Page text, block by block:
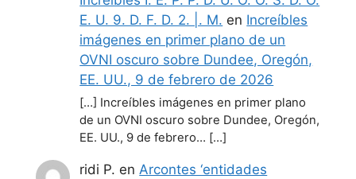
E. U. 9. D. F. D. 2. |. M. en Increíbles
imágenes en primer plano de un
OVNI oscuro sobre Dundee, Oregón,
EE. UU., 9 de febrero de 2026
[…] Increíbles imágenes en primer plano
de un OVNI oscuro sobre Dundee, Oregón,
EE. UU., 9 de febrero… […]
ridi P. enArcontes ‘entidades